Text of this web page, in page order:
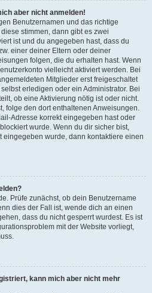
aber nicht anmelden!
Benutzernamen und das richtige
stimmen, dann gibt es zwei
ist und du angegeben hast, dass du
einer deiner Eltern oder deiner
folgen, die du erhalten hast. Wenn
vielleicht aktiviert werden. Bei
Mitglieder erst freigeschaltet
erledigen oder ein Administrator. Bei
ob eine Aktivierung nötig ist oder nicht.
folge den dort enthaltenen Anweisungen.
Adresse korrekt eingegeben hast oder
wurde. Wenn du dir sicher bist,
eingegeben wurde, dann kontaktiere einen
Prüfe zunächst, ob dein Benutzername
dies der Fall ist, wende dich an einen
dass du nicht gesperrt wurdest. Es ist
mit der Website vorliegt,
kann mich aber nicht mehr